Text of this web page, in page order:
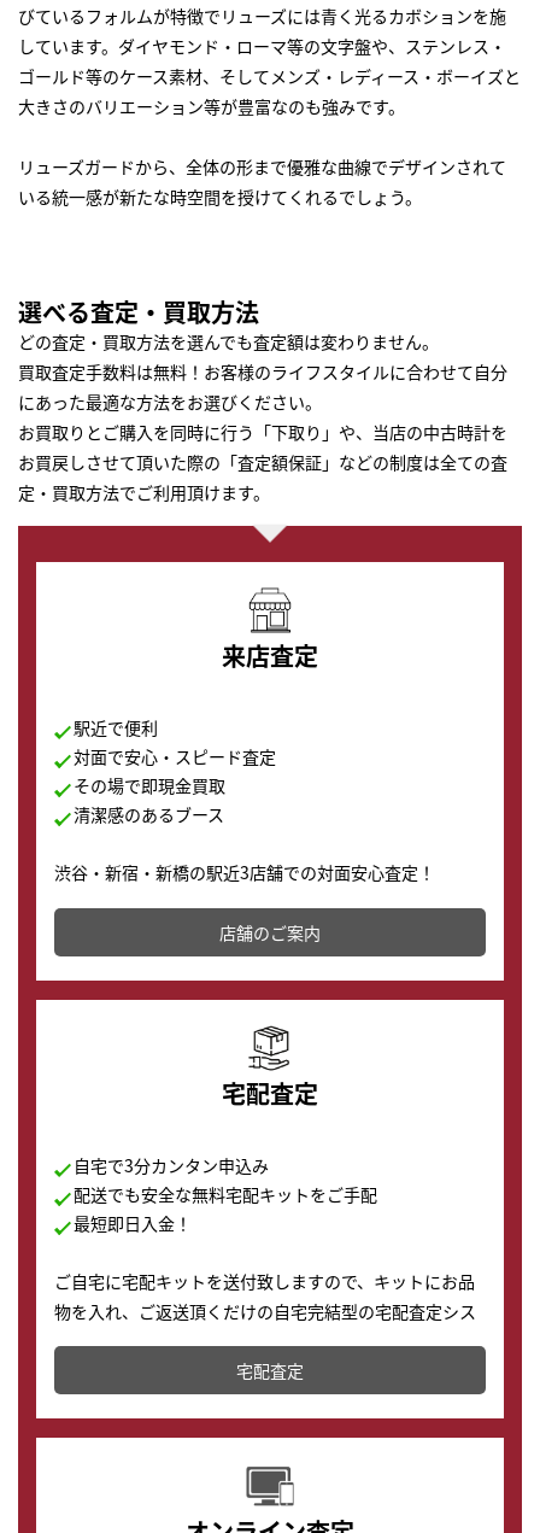
びているフォルムが特徴でリューズには青く光るカボションを施
しています。ダイヤモンド・ローマ等の文字盤や、ステンレス・
ゴールド等のケース素材、そしてメンズ・レディース・ボーイズと
大きさのバリエーション等が豊富なのも強みです。
リューズガードから、全体の形まで優雅な曲線でデザインされて
いる統一感が新たな時空間を授けてくれるでしょう。
選べる査定・買取方法
どの査定・買取方法を選んでも査定額は変わりません。
買取査定手数料は無料！お客様のライフスタイルに合わせて自分
にあった最適な方法をお選びください。
お買取りとご購入を同時に行う「下取り」や、当店の中古時計を
お買戻しさせて頂いた際の「査定額保証」などの制度は全ての査
定・買取方法でご利用頂けます。
来店査定
駅近で便利
対面で安心・スピード査定
その場で即現金買取
清潔感のあるブース
渋谷・新宿・新橋の駅近3店舗での対面安心査定！
その場で現金買取致します。渋谷本店では、時計販売の
店舗を併設しており、下取りに出してお得に新しい時計
の購入もできます♪
店舗のご案内
宅配査定
自宅で3分カンタン申込み
配送でも安全な無料宅配キットをご手配
最短即日入金！
ご自宅に宅配キットを送付致しますので、キットにお品
物を入れ、ご返送頂くだけの自宅完結型の宅配査定シス
テムです。
配送でも簡単&安全に査定・買取に出すことが可能で
す。
宅配査定